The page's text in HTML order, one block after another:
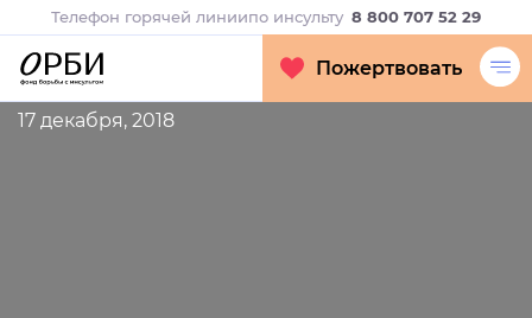
Телефон горячей линиипо инсульту 8 800 707 52 29
Пожертвовать
17 декабря, 2018